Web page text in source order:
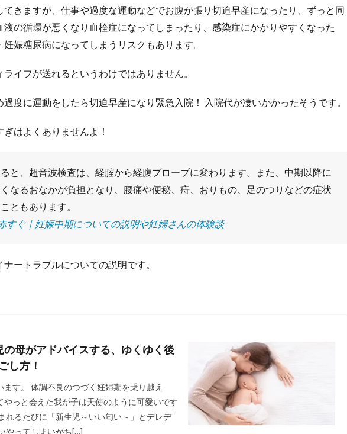
きますが、仕事や過度な運動などでお腹が張り切迫早産になったり、ずっと同
液の循環が悪くなり血栓症になってしまったり、感染症にかかりやすくなった
娠糖尿病になってしまうリスクもあります。
イフが送れるというわけではありません。
度に運動をしたら切迫早産になり緊急入院！ 入院代が凄いかかったそうです。
はよくありませんよ！
と、超音波検査は、経腟から経腹プローブに変わります。また、中期以降に
なるおなかが負担となり、腰痛や便秘、痔、おりもの、足のつりなどの症状
ともあります。
すぐ｜妊娠中期についての説明や妊婦さんの体験談
ートラブルについての説明です。
の母がアドバイスする、ゆくゆく後
し方！
す。 体調不良のつづく妊婦期を乗り越え
やっと会えた我が子は天使のように可愛いです
れるたびに「新生児～いい匂い～」とデレデ
やってしまいがち[…]